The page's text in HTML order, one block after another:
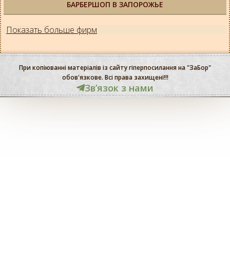
БАРБЕРШОП В ЗАПОРОЖЬЕ
Показать больше фирм
При копіюванні матеріалів із сайту гіперпосилання на "ЗаБор"
обов'язкове. Всі права захищені!!!
Звʼязок з нами